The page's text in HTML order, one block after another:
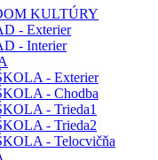
KULTÚRY
- Exterier
- Interier
- Exterier
- Chodba
- Trieda1
- Trieda2
- Telocvičňa